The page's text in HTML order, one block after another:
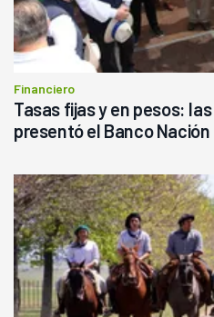
Financiero
Tasas fijas y en pesos:
presentó el Banco Nación